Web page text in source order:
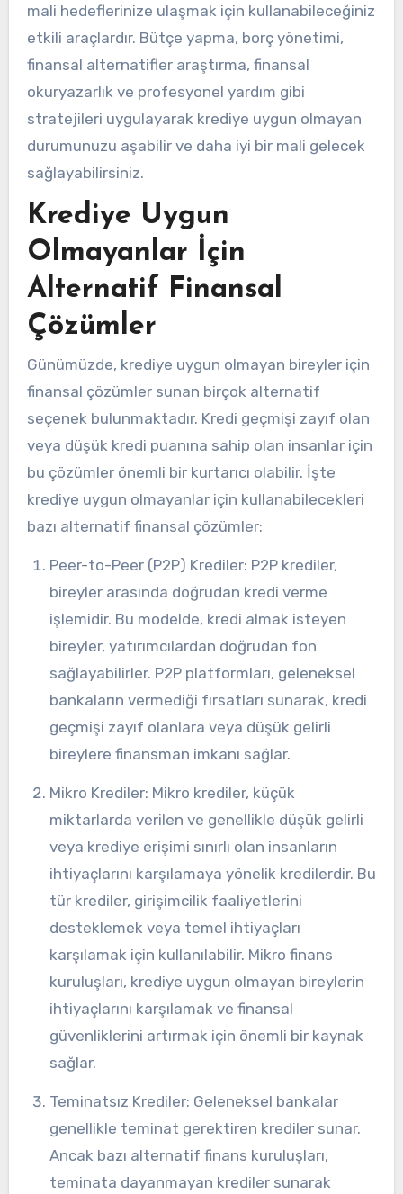
mali hedeflerinize ulaşmak için kullanabileceğiniz
etkili araçlardır. Bütçe yapma, borç yönetimi,
finansal alternatifler araştırma, finansal
okuryazarlık ve profesyonel yardım gibi
stratejileri uygulayarak krediye uygun olmayan
durumunuzu aşabilir ve daha iyi bir mali gelecek
sağlayabilirsiniz.
Krediye Uygun
Olmayanlar İçin
Alternatif Finansal
Çözümler
Günümüzde, krediye uygun olmayan bireyler için
finansal çözümler sunan birçok alternatif
seçenek bulunmaktadır. Kredi geçmişi zayıf olan
veya düşük kredi puanına sahip olan insanlar için
bu çözümler önemli bir kurtarıcı olabilir. İşte
krediye uygun olmayanlar için kullanabilecekleri
bazı alternatif finansal çözümler:
Peer-to-Peer (P2P) Krediler: P2P krediler,
bireyler arasında doğrudan kredi verme
işlemidir. Bu modelde, kredi almak isteyen
bireyler, yatırımcılardan doğrudan fon
sağlayabilirler. P2P platformları, geleneksel
bankaların vermediği fırsatları sunarak, kredi
geçmişi zayıf olanlara veya düşük gelirli
bireylere finansman imkanı sağlar.
Mikro Krediler: Mikro krediler, küçük
miktarlarda verilen ve genellikle düşük gelirli
veya krediye erişimi sınırlı olan insanların
ihtiyaçlarını karşılamaya yönelik kredilerdir. Bu
tür krediler, girişimcilik faaliyetlerini
desteklemek veya temel ihtiyaçları
karşılamak için kullanılabilir. Mikro finans
kuruluşları, krediye uygun olmayan bireylerin
ihtiyaçlarını karşılamak ve finansal
güvenliklerini artırmak için önemli bir kaynak
sağlar.
Teminatsız Krediler: Geleneksel bankalar
genellikle teminat gerektiren krediler sunar.
Ancak bazı alternatif finans kuruluşları,
teminata dayanmayan krediler sunarak